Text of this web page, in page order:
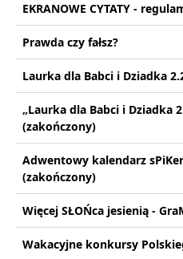
EKRANOWE CYTATY -
Prawda czy fałsz?
Laurka dla Babci i Dziadka
„Laurka dla Babci i Dziadka
(zakończony)
Adwentowy kalendarz
(zakończony)
Więcej SŁOŃca jesienią -
Wakacyjne konkursy